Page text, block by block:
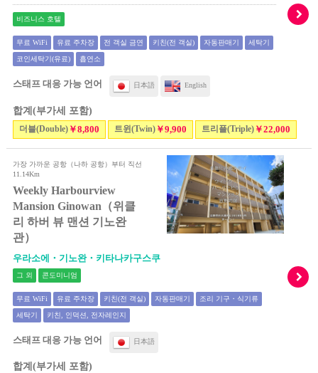
비즈니스 호텔
무료 WiFi 유료 주차장 전 객실 금연 키친(전 객실) 자동판매기 세탁기
코인세탁기(유료) 흡연소
스태프 대응 가능 언어 日本語 English
합계(부가세 포함)
더블(Double)￥8,800 트윈(Twin)￥9,900 트리플(Triple)￥22,000
가장 가까운 공항（나하 공항）부터 직선
11.14Km
Weekly Harbourview
Mansion Ginowan（위클
리 하버 뷰 맨션 기노완
관）
우라소에・기노완・키타나카구스쿠
그 외 콘도미니엄
무료 WiFi 유료 주차장 키친(전 객실) 자동판매기 조리 기구・식기류
세탁기 키친, 인덕션, 전자레인지
스태프 대응 가능 언어 日本語
합계(부가세 포함)